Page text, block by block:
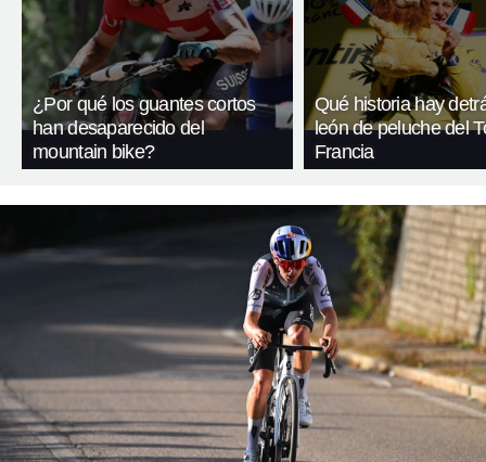
¿Por qué los guantes cortos
han desaparecido del
mountain bike?
Qué historia hay
león de peluche del
Francia